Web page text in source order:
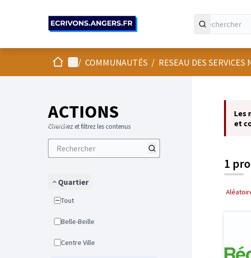
AccueilMenu principal
/ COMMUNAUTÉS / RESEAU DES
ACTIONS
Cherchez et filtrez les contenus
Quartier
Tout
Belle-Beille
Centre Ville
Les
et
1